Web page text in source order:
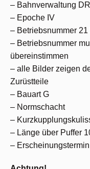
– Bahnverwaltung DR
– Epoche IV
– Betriebsnummer
– Betriebsnummer
übereinstimmen
– alle Bilder zeigen
Zurüstteile
– Bauart G
– Normschacht
–
– Länge über Puffer
–